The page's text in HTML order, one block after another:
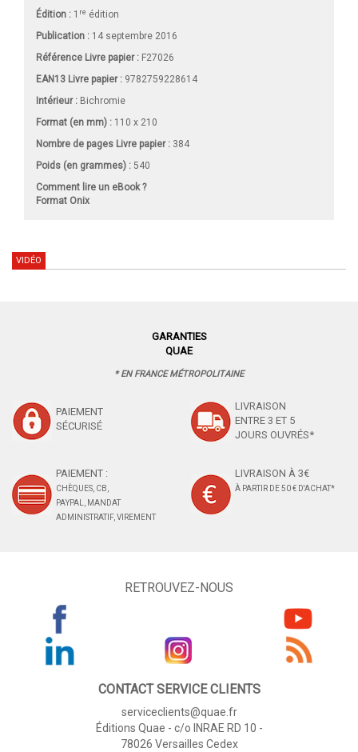
Édition : 1 re édition
Publication : 14 septembre 2016
Référence Livre papier : F27026
EAN13 Livre papier : 9782759228614
Intérieur : Bichromie
Format (en mm) : 110 x 210
Nombre de pages Livre papier: 384
Poids (en grammes) : 540
Comment lire un eBook ?
Format Onix
VIDÉO
GARANTIES
QUAE
* EN FRANCE MÉTROPOLITAINE
PAIEMENT
SÉCURISÉ
LIVRAISON
ENTRE 3 ET 5
JOURS OUVRÉS*
PAIEMENT :
CHÈQUES, CB,
PAYPAL, MANDAT
ADMINISTRATIF, VIREMENT
LIVRAISON À 3€
À PARTIR DE 50 € D'ACHAT*
RETROUVEZ-NOUS
CONTACT SERVICE CLIENTS
serviceclients@quae.fr
Éditions Quae - c/o INRAE RD 10 -
78026 Versailles Cedex